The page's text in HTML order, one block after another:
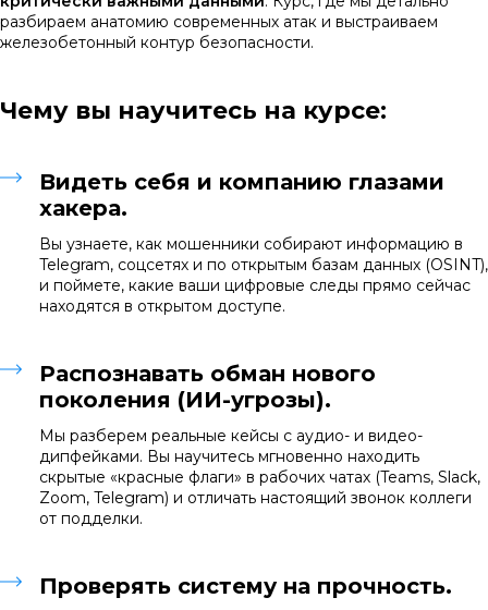
разбираем анатомию современных атак и выстраиваем
железобетонный контур безопасности.
Чему вы научитесь на курсе:
Видеть себя и компанию глазами
хакера.
Вы узнаете, как мошенники собирают информацию в
Telegram, соцсетях и по открытым базам данных (OSINT),
и поймете, какие ваши цифровые следы прямо сейчас
находятся в открытом доступе.
Распознавать обман нового
поколения (ИИ-угрозы).
Мы разберем реальные кейсы с аудио- и видео-
дипфейками. Вы научитесь мгновенно находить
скрытые «красные флаги» в рабочих чатах (Teams, Slack,
Zoom, Telegram) и отличать настоящий звонок коллеги
от подделки.
Проверять систему на прочность.